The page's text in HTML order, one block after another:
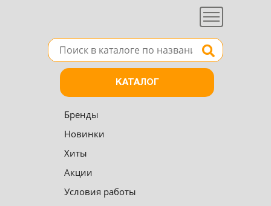
Меню
Поле для поиска товара в каталоге Найти
КАТАЛОГ
Бренды
Новинки
Хиты
Акции
Условия работы